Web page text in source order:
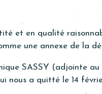
et en qualité
une annexe de la
SASSY (adjointe
nous a quitté le 14